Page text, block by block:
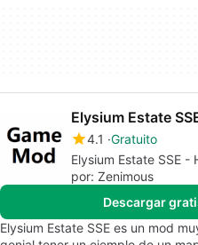
Elysium Estate
4.1 Gratuito
Elysium Estate SSE -
por: Zenimous
Descargar
Elysium Estate SSE es un mod